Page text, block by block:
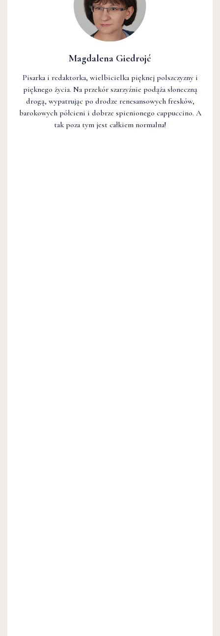
Magdalena Giedrojć
Pisarka i redaktorka, wielbicielka pięknej polszczyzny i
pięknego życia. Na przekór szarzyźnie podąża słoneczną
drogą, wypatrując po drodze renesansowych fresków,
barokowych półcieni i dobrze spienionego cappuccino. A
tak poza tym jest całkiem normalna!